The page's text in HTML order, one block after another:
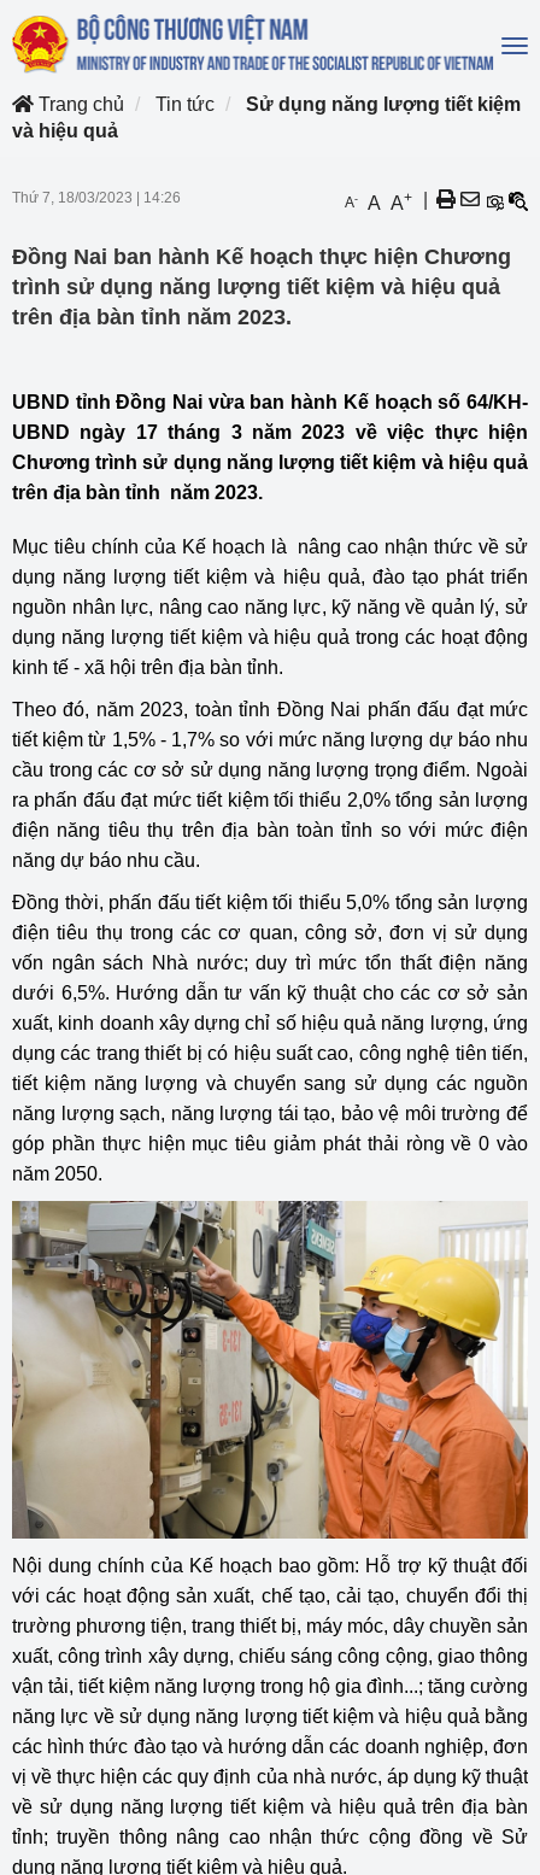
Trang chủ
Tin tức
Sử dụng năng lượng tiết kiệm
và hiệu quả
Thứ 7, 18/03/2023 14:26 A- A A+
Đồng Nai ban hành Kế hoạch thực hiện Chương
trình sử dụng năng lượng tiết kiệm và hiệu quả
trên địa bàn tỉnh năm 2023.
UBND tỉnh Đồng Nai vừa ban hành Kế hoạch số 64/KH-
UBND ngày 17 tháng 3 năm 2023 về việc thực hiện
Chương trình sử dụng năng lượng tiết kiệm và hiệu quả
trên địa bàn tỉnh năm 2023.
Mục tiêu chính của Kế hoạch là nâng cao nhận thức về sử
dụng năng lượng tiết kiệm và hiệu quả, đào tạo phát triển
nguồn nhân lực, nâng cao năng lực, kỹ năng về quản lý, sử
dụng năng lượng tiết kiệm và hiệu quả trong các hoạt động
kinh tế - xã hội trên địa bàn tỉnh.
Theo đó, năm 2023, toàn tỉnh Đồng Nai phấn đấu đạt mức
tiết kiệm từ 1,5% - 1,7% so với mức năng lượng dự báo nhu
cầu trong các cơ sở sử dụng năng lượng trọng điểm. Ngoài
ra phấn đấu đạt mức tiết kiệm tối thiểu 2,0% tổng sản lượng
điện năng tiêu thụ trên địa bàn toàn tỉnh so với mức điện
năng dự báo nhu cầu.
Đồng thời, phấn đấu tiết kiệm tối thiểu 5,0% tổng sản lượng
điện tiêu thụ trong các cơ quan, công sở, đơn vị sử dụng
vốn ngân sách Nhà nước; duy trì mức tổn thất điện năng
dưới 6,5%. Hướng dẫn tư vấn kỹ thuật cho các cơ sở sản
xuất, kinh doanh xây dựng chỉ số hiệu quả năng lượng, ứng
dụng các trang thiết bị có hiệu suất cao, công nghệ tiên tiến,
tiết kiệm năng lượng và chuyển sang sử dụng các nguồn
năng lượng sạch, năng lượng tái tạo, bảo vệ môi trường để
góp phần thực hiện mục tiêu giảm phát thải ròng về 0 vào
năm 2050.
Nội dung chính của Kế hoạch bao gồm: Hỗ trợ kỹ thuật đối
với các hoạt động sản xuất, chế tạo, cải tạo, chuyển đổi thị
trường phương tiện, trang thiết bị, máy móc, dây chuyền sản
xuất, công trình xây dựng, chiếu sáng công cộng, giao thông
vận tải, tiết kiệm năng lượng trong hộ gia đình...; tăng cường
năng lực về sử dụng năng lượng tiết kiệm và hiệu quả bằng
các hình thức đào tạo và hướng dẫn các doanh nghiệp, đơn
vị về thực hiện các quy định của nhà nước, áp dụng kỹ thuật
về sử dụng năng lượng tiết kiệm và hiệu quả trên địa bàn
tỉnh; truyền thông nâng cao nhận thức cộng đồng về Sử
dụng năng lượng tiết kiệm và hiệu quả.